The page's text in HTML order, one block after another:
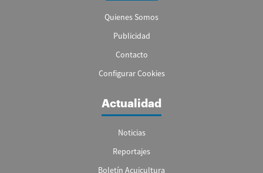
Quienes Somos
Publicidad
Contacto
Configurar Cookies
Actualidad
Noticias
Reportajes
Boletín Acuicultura